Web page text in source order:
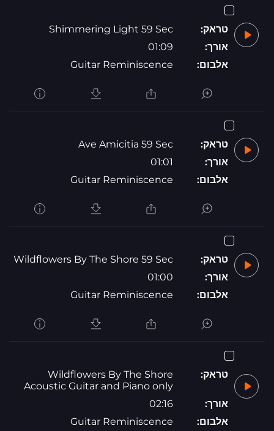
טראק:
Shimmering Light 59 Sec
אורך:
01:09
אלבום:
Guitar Reminiscence
טראק:
Ave Amicitia 59 Sec
אורך:
01:01
אלבום:
Guitar Reminiscence
טראק:
Wildflowers By The Shore 59 Sec
אורך:
01:00
אלבום:
Guitar Reminiscence
טראק:
Wildflowers By The Shore
Acoustic Guitar and Piano only
אורך:
02:16
אלבום:
Guitar Reminiscence